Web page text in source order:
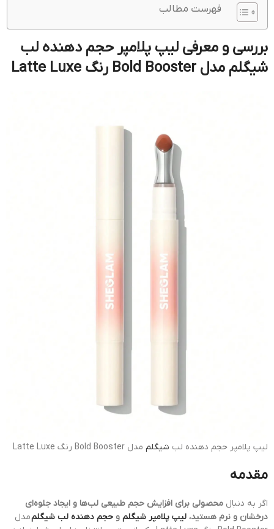
فهرست مطالب
بررسی و معرفی لیپ پلامپر حجم دهنده لب
شیگلم مدل Bold Booster رنگ Latte Luxe
لیپ پلامپر حجم دهنده لب شیگلم مدل Bold Booster رنگ Latte Luxe
مقدمه
اگر به دنبال محصولی برای افزایش حجم طبیعی لب‌ها و ایجاد جلوه‌ای
درخشان و نرم هستید، لیپ پلامپر شیگلم و حجم دهنده لب شیگلممدل